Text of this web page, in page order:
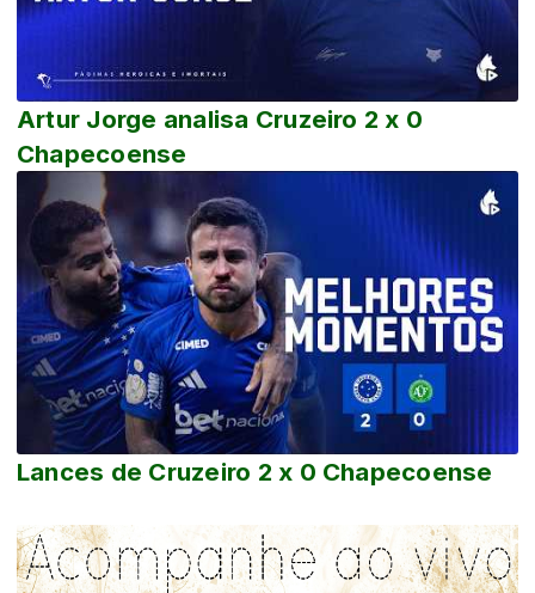
Artur Jorge analisa Cruzeiro 2 x 0
Chapecoense
Lances de Cruzeiro 2 x 0 Chapecoense